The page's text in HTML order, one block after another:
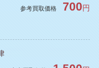
参考買取価格 700円